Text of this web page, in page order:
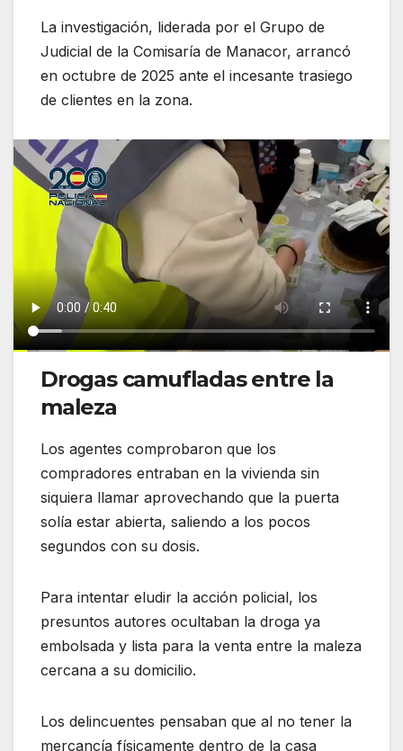
La investigación, liderada por el Grupo de
Judicial de la Comisaría de Manacor, arrancó
en octubre de 2025 ante el incesante trasiego
de clientes en la zona.
Drogas camufladas entre la
maleza
Los agentes comprobaron que los
compradores entraban en la vivienda sin
siquiera llamar aprovechando que la puerta
solía estar abierta, saliendo a los pocos
segundos con su dosis.
Para intentar eludir la acción policial, los
presuntos autores ocultaban la droga ya
embolsada y lista para la venta entre la maleza
cercana a su domicilio.
Los delincuentes pensaban que al no tener la
mercancía físicamente dentro de la casa